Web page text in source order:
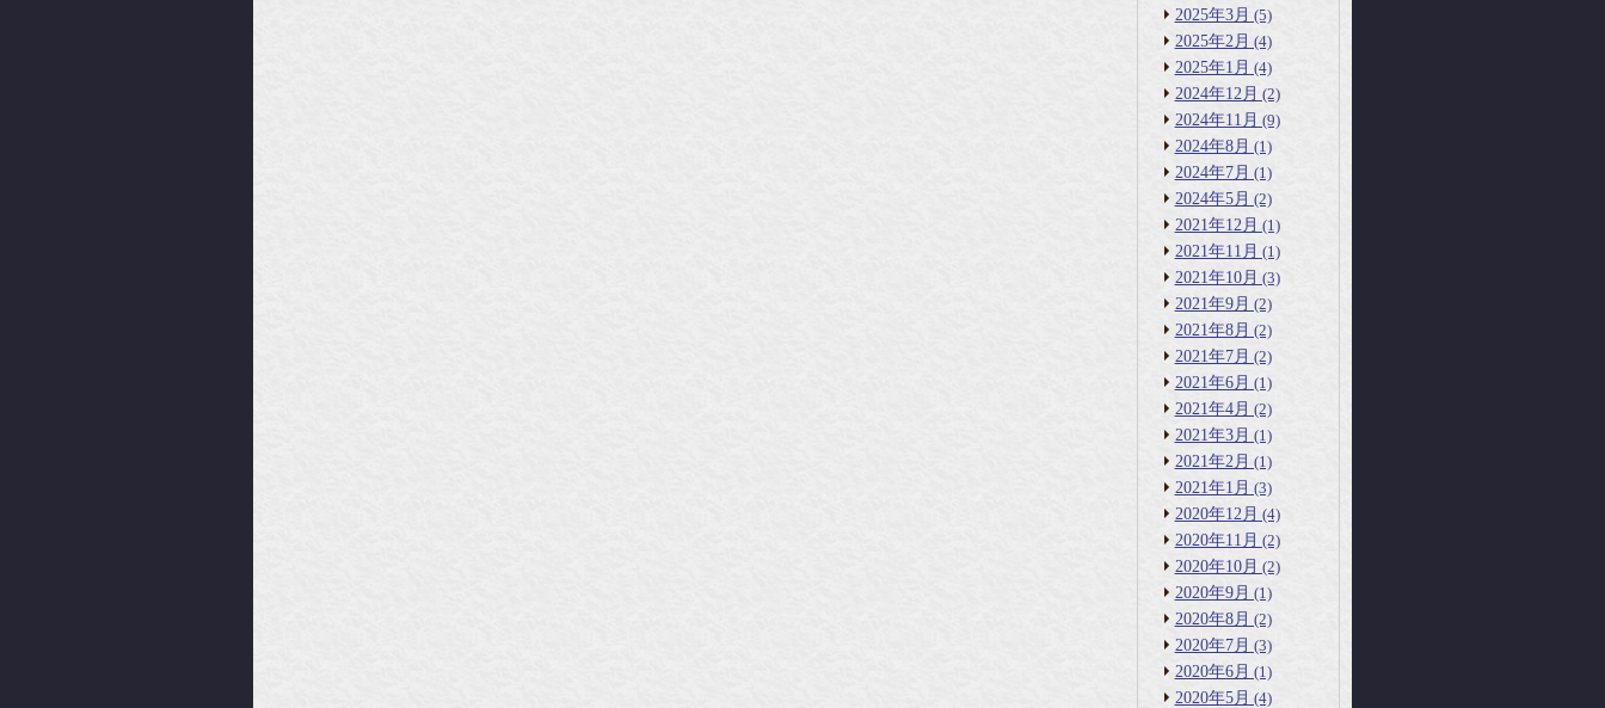
2025年3月 (5)
2025年2月 (4)
2025年1月 (4)
2024年12月 (2)
2024年11月 (9)
2024年8月 (1)
2024年7月 (1)
2024年5月 (2)
2021年12月 (1)
2021年11月 (1)
2021年10月 (3)
2021年9月 (2)
2021年8月 (2)
2021年7月 (2)
2021年6月 (1)
2021年4月 (2)
2021年3月 (1)
2021年2月 (1)
2021年1月 (3)
2020年12月 (4)
2020年11月 (2)
2020年10月 (2)
2020年9月 (1)
2020年8月 (2)
2020年7月 (3)
2020年6月 (1)
2020年5月 (4)